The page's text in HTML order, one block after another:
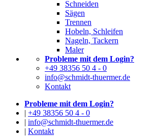
Schneiden
Sägen
Trennen
Hobeln, Schleifen
Nageln, Tackern
Maler
Probleme mit dem Login?
+49 38356 50 4 - 0
info@schmidt-thuermer.de
Kontakt
Probleme mit dem Login?
| +49 38356 50 4 - 0
| info@schmidt-thuermer.de
| Kontakt